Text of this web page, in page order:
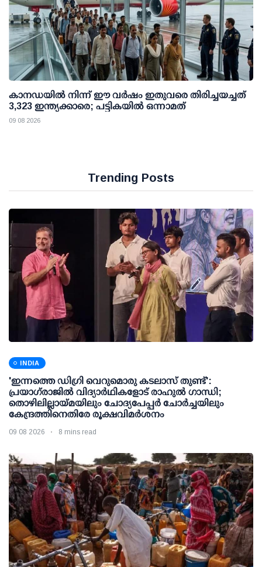
കാനഡയിൽ നിന്ന് ഈ വർഷം ഇതുവരെ തിരിച്ചയച്ചത്
3,323 ഇന്ത്യക്കാരെ; പട്ടികയിൽ ഒന്നാമത്
09 08 2026
Trending Posts
INDIA
'ഇന്നത്തെ ഡിഗ്രി വെറുമൊരു കടലാസ് തുണ്ട്':
പ്രയാഗ്‌രാജില്‍ വിദ്യാര്‍ഥികളോട് രാഹുല്‍ ഗാന്ധി;
തൊഴിലില്ലായ്മയിലും ചോദ്യപേപ്പര്‍ ചോര്‍ച്ചയിലും
കേന്ദ്രത്തിനെതിരേ രൂക്ഷവിമര്‍ശനം
09 08 2026 8 mins read